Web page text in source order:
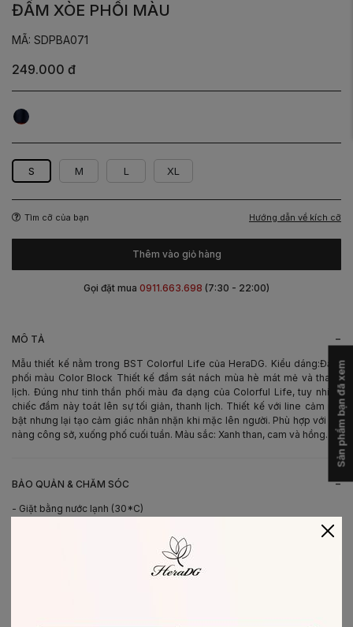
MÔ TẢ -
Mẫu thiết kế nằm trong BST Colorful Life của HeraDG. Kiểu dáng:Đầm
phối màu Color Block Thiết kế đầm sát nách mùa hè mát mẻ và thanh
lịch. Đúng như tinh thần phối màu đa dạng của Colorful Life, tuy nhiên
chiếc đầm này toát lên sự tối giản, thanh lịch. Thiết kế với line cảm nổi
bật nhưng lại tạo cảm giác nhãn nhặn khi mặc lên người. Phù hợp với cô
nàng công sở, xuống phố cuối tuần. Màu sắc: Xanh than, cam và hồng.
BẢO QUẢN & CHĂM SÓC -
- Giặt bằng nước lạnh (30*C)
- Không nên giặt chung các sản phẩm khác màu với nhau
- Ủi ở nhiệt độ thấp, nên lật mặt trái sản phẩm, không ủi trực tiếp lên hình
ĐẦM XÒE PHỐI MÀU
MÃ: SDPBA071
249.000 đ
Xanh
S M L XL
Tìm cỡ của bạn Hướng dẫn về kích cỡ
Thêm vào giỏ hàng
Gọi đặt mua 0911.663.698 (7:30 - 22:00)
Sản phẩm bạn đã xem